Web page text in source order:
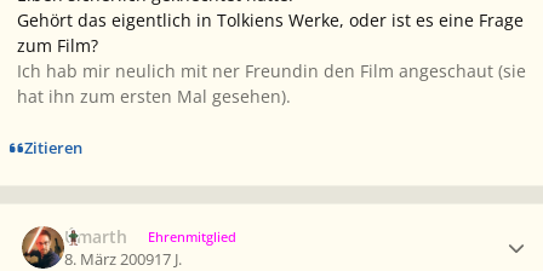
Gehört das eigentlich in Tolkiens Werke, oder ist es eine Frage
zum Film?
Ich hab mir neulich mit ner Freundin den Film angeschaut (sie
hat ihn zum ersten Mal gesehen).
Zitieren
Úmarth Ehrenmitglied
8. März 200917 J.